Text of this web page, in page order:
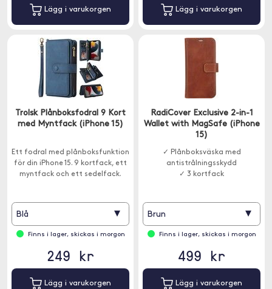
Lägg i varukorgen Lägg i varukorgen
Trolsk Plånboksfodral 9 Kort
med Myntfack (iPhone 15)
Ett fodral med plånboksfunktion
för din iPhone 15. 9 kortfack, ett
myntfack och ett sedelfack.
Blå ▾
Finns i lager, skickas i morgon
249 kr
Lägg i varukorgen
RadiCover Exclusive 2-in-1
Wallet with MagSafe (iPhone
15)
✓ Plånboksväska med
antistrålningsskydd
✓ 3 kortfack
Brun ▾
Finns i lager, skickas i morgon
499 kr
Lägg i varukorgen